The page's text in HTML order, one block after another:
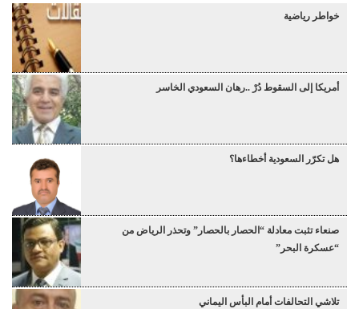
خواطر رياضية
أمريكا إلى السقوط دُرْ ..رهان السعودي الخاسر
هل تكرّر السعودية أخطاءها؟
صنعاء تثبت معادلة “الحصار بالحصار” وتحذر الرياض من
“عسكرة البحر”
تلاشي التحالفات أمام البأس اليماني